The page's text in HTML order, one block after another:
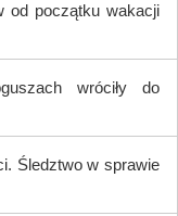
od początku wakacji
wróciły do
Śledztwo w sprawie